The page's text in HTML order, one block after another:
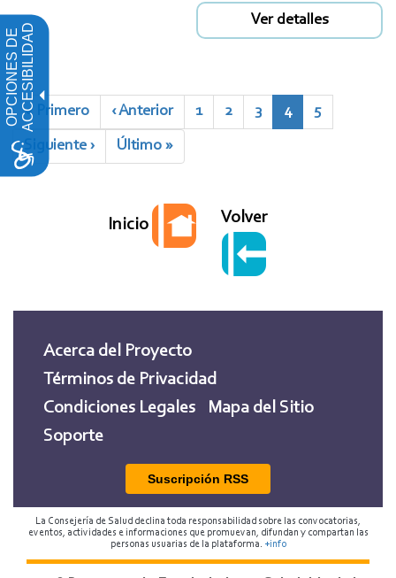
OPCIONES DEACCESIBILIDAD
Ver detalles
Paginación
Primera
página
« Primero
Página
anterior
‹ Anterior Page
1 Page
2 Page
3
Página
actual
4 Page
5
Siguiente
página
Siguiente ›
Última
página
Último »
Inicio Volver
Acerca del Proyecto
Términos de Privacidad
Condiciones Legales
Mapa del Sitio
Soporte
Suscripción RSS
La Consejería de Salud declina toda responsabilidad sobre las convocatorias,
eventos, actividades e informaciones que promuevan, difundan y compartan las
personas usuarias de la plataforma. +info